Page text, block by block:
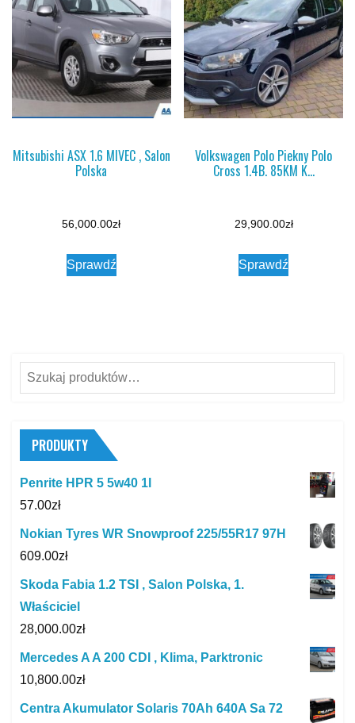
Mitsubishi ASX 1.6 MIVEC , Salon
Polska
56,000.00zł
Sprawdź
Volkswagen Polo Piekny Polo
Cross 1.4B. 85KM K…
29,900.00zł
Sprawdź
Szukaj:
PRODUKTY
Penrite HPR 5 5w40 1l
57.00zł
Nokian Tyres WR Snowproof 225/55R17 97H
609.00zł
Skoda Fabia 1.2 TSI , Salon Polska, 1.
Właściciel
28,000.00zł
Mercedes A A 200 CDI , Klima, Parktronic
10,800.00zł
Centra Akumulator Solaris 70Ah 640A Sa 72